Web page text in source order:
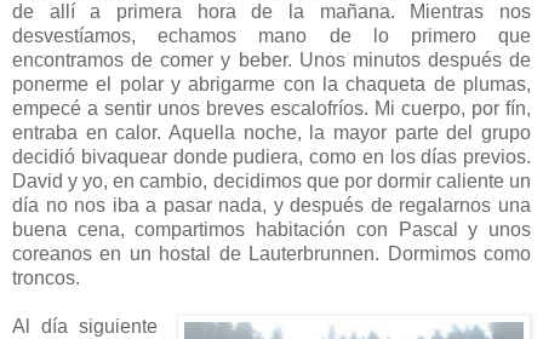
de allí a primera hora de la mañana. Mientras nos
desvestíamos, echamos mano de lo primero que
encontramos de comer y beber. Unos minutos después de
ponerme el polar y abrigarme con la chaqueta de plumas,
empecé a sentir unos breves escalofríos. Mi cuerpo, por fín,
entraba en calor. Aquella noche, la mayor parte del grupo
decidió bivaquear donde pudiera, como en los días previos.
David y yo, en cambio, decidimos que por dormir caliente un
día no nos iba a pasar nada, y después de regalarnos una
buena cena, compartimos habitación con Pascal y unos
coreanos en un hostal de Lauterbrunnen. Dormimos como
troncos.
Al día siguiente